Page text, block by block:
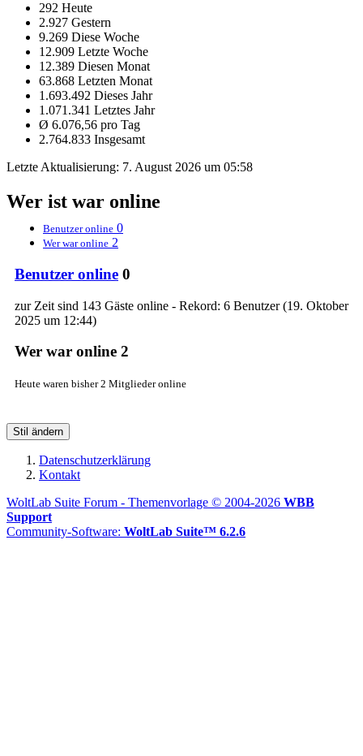
292 Heute
2.927 Gestern
9.269 Diese Woche
12.909 Letzte Woche
12.389 Diesen Monat
63.868 Letzten Monat
1.693.492 Dieses Jahr
1.071.341 Letztes Jahr
Ø 6.076,56 pro Tag
2.764.833 Insgesamt
Letzte Aktualisierung: 7. August 2026 um 05:58
Wer ist war online
Benutzer online 0
Wer war online 2
Benutzer online 0
zur Zeit sind 143 Gäste online - Rekord: 6 Benutzer (19. Oktober
2025 um 12:44)
Wer war online 2
Heute waren bisher 2 Mitglieder online
Stil ändern
Datenschutzerklärung
Kontakt
WoltLab Suite Forum - Themenvorlage © 2004-2026 WBB
Support
Community-Software: WoltLab Suite™ 6.2.6